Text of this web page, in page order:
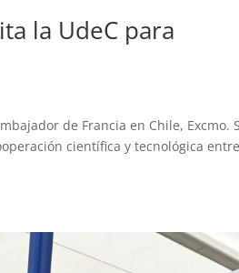
la UdeC para
de Francia en Chile, Excmo.
científica y tecnológica